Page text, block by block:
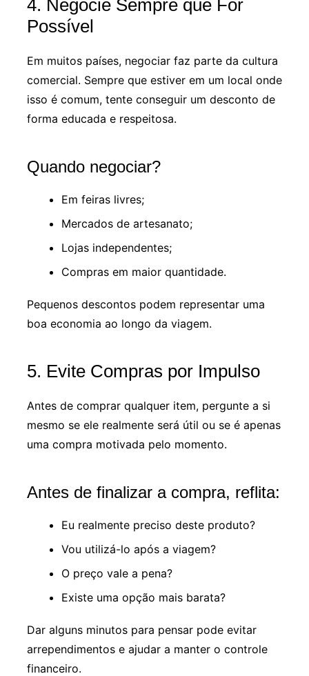
4. Negocie Sempre que For
Possível
Em muitos países, negociar faz parte da cultura
comercial. Sempre que estiver em um local onde
isso é comum, tente conseguir um desconto de
forma educada e respeitosa.
Quando negociar?
Em feiras livres;
Mercados de artesanato;
Lojas independentes;
Compras em maior quantidade.
Pequenos descontos podem representar uma
boa economia ao longo da viagem.
5. Evite Compras por Impulso
Antes de comprar qualquer item, pergunte a si
mesmo se ele realmente será útil ou se é apenas
uma compra motivada pelo momento.
Antes de finalizar a compra, reflita:
Eu realmente preciso deste produto?
Vou utilizá-lo após a viagem?
O preço vale a pena?
Existe uma opção mais barata?
Dar alguns minutos para pensar pode evitar
arrependimentos e ajudar a manter o controle
financeiro.